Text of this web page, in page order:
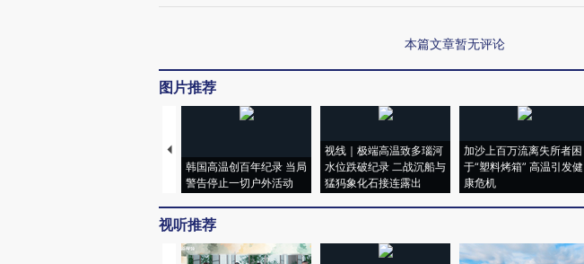
本篇文章暂无评论
图片推荐
韩国高温创百年纪录 当局
警告停止一切户外活动
视线｜极端高温致多瑙河
水位跌破纪录 二战沉船与
猛犸象化石接连露出
加沙上百万流离失所者困
于“塑料烤箱” 高温引发健
康危机
视听推荐